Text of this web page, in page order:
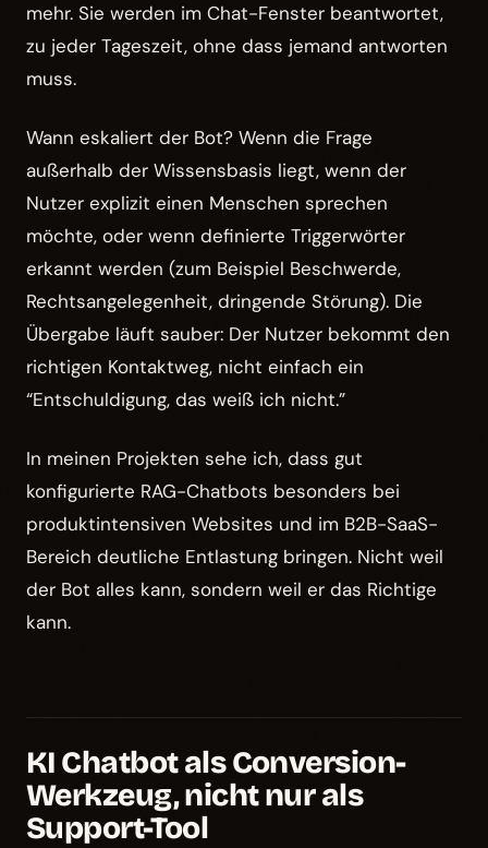
mehr. Sie werden im Chat-Fenster beantwortet,
zu jeder Tageszeit, ohne dass jemand antworten
muss.
Wann eskaliert der Bot? Wenn die Frage
außerhalb der Wissensbasis liegt, wenn der
Nutzer explizit einen Menschen sprechen
möchte, oder wenn definierte Triggerwörter
erkannt werden (zum Beispiel Beschwerde,
Rechtsangelegenheit, dringende Störung). Die
Übergabe läuft sauber: Der Nutzer bekommt den
richtigen Kontaktweg, nicht einfach ein
“Entschuldigung, das weiß ich nicht.”
In meinen Projekten sehe ich, dass gut
konfigurierte RAG-Chatbots besonders bei
produktintensiven Websites und im B2B-SaaS-
Bereich deutliche Entlastung bringen. Nicht weil
der Bot alles kann, sondern weil er das Richtige
kann.
KI Chatbot als Conversion-
Werkzeug, nicht nur als
Support-Tool